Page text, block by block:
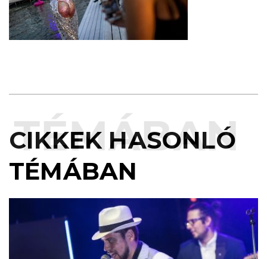
CIKKEK HASONLÓ
TÉMÁBAN